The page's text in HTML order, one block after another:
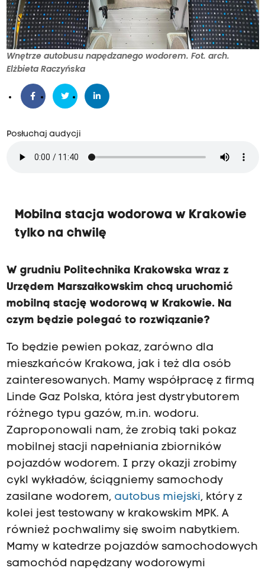
Wnętrze autobusu napędzanego wodorem. Fot. arch.
Elżbieta Raczyńska
Posłuchaj audycji
Mobilna stacja wodorowa w Krakowie
tylko na chwilę
W grudniu Politechnika Krakowska wraz z
Urzędem Marszałkowskim chcą uruchomić
mobilną stację wodorową w Krakowie. Na
czym będzie polegać to rozwiązanie?
To będzie pewien pokaz, zarówno dla
mieszkańców Krakowa, jak i też dla osób
zainteresowanych. Mamy współpracę z firmą
Linde Gaz Polska, która jest dystrybutorem
różnego typu gazów, m.in. wodoru.
Zaproponowali nam, że zrobią taki pokaz
mobilnej stacji napełniania zbiorników
pojazdów wodorem. I przy okazji zrobimy
cykl wykładów, ściągniemy samochody
zasilane wodorem, autobus miejski, który z
kolei jest testowany w krakowskim MPK. A
również pochwalimy się swoim nabytkiem.
Mamy w katedrze pojazdów samochodowych
samochód napędzany wodorowymi